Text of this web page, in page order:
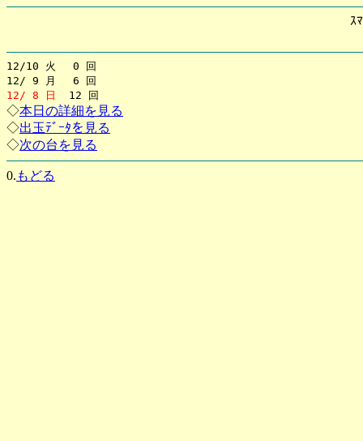
ｽ
12/10 火 0 回
12/ 9 月 6 回
12/ 8 日
12 回
◇本日の詳細を見る
◇出玉ﾃﾞｰﾀを見る
◇次の台を見る
0. もどる